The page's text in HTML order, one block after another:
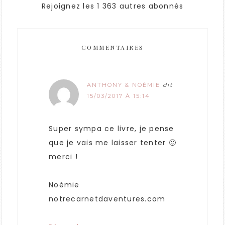
Rejoignez les 1 363 autres abonnés
COMMENTAIRES
ANTHONY & NOÉMIE dit
15/03/2017 À 15:14
Super sympa ce livre, je pense
que je vais me laisser tenter 🙂
merci !
Noémie
notrecarnetdaventures.com